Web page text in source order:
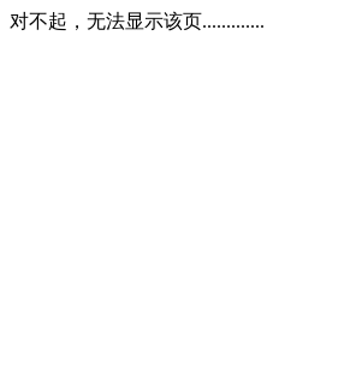
对不起，无法显示该页.............